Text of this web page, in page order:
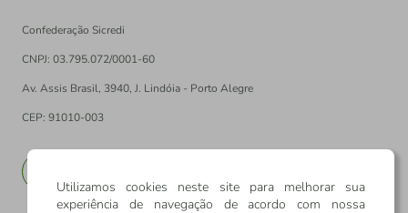
Confederação Sicredi
CNPJ: 03.795.072/0001-60
Av. Assis Brasil, 3940, J. Lindóia - Porto Alegre
CEP: 91010-003
Utilizamos cookies neste site para melhorar sua
experiência de navegação de acordo com nossa